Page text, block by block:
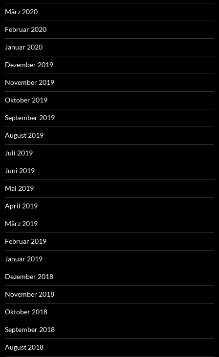
März 2020
Februar 2020
Januar 2020
Dezember 2019
November 2019
Oktober 2019
September 2019
August 2019
Juli 2019
Juni 2019
Mai 2019
April 2019
März 2019
Februar 2019
Januar 2019
Dezember 2018
November 2018
Oktober 2018
September 2018
August 2018